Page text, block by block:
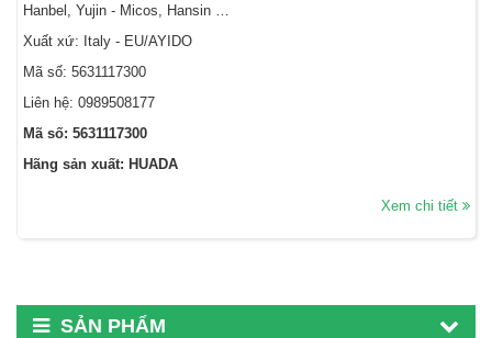
Hanbel, Yujin - Micos, Hansin …
Xuất xứ: Italy - EU/AYIDO
Mã số: 5631117300
Liên hệ: 0989508177
Mã số: 5631117300
Hãng sản xuất: HUADA
Xem chi tiết
SẢN PHẨM